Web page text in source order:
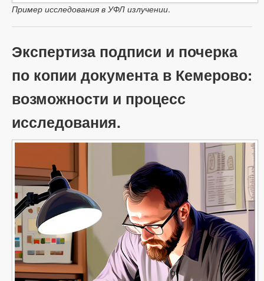
Пример исследования в УФЛ излучении.
Экспертиза подписи и почерка
по копии документа в Кемерово:
возможности и процесс
исследования.